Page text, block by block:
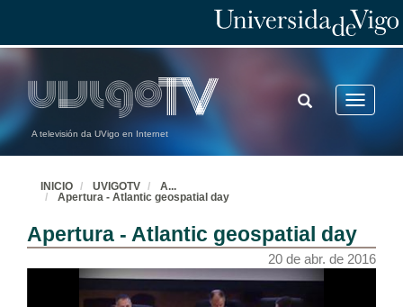
A televisión da UVigo en Internet
Toggle
TOGGLE
SEARCH
INICIO UVIGOTV A...
Apertura - Atlantic geospatial day
Apertura - Atlantic geospatial day
20 de abr. de 2016